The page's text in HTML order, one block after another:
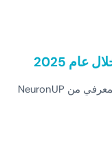
تعرّف على ألعاب إعادة التأهيل والتحفيز المعرفي من NeuronUP